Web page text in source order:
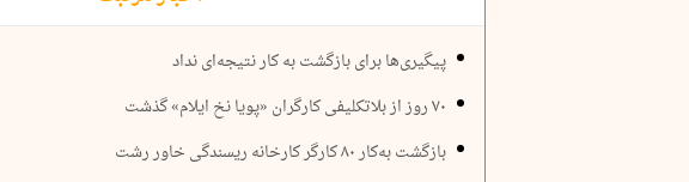
پیگیری‌ها برای بازگشت به کار نتیجه‌ای نداد
۷۰ روز از بلاتکلیفی کارگران «پویا نخ ایلام» گذشت
بازگشت به‌کار ۸۰ کارگر کارخانه ریسندگی خاور رشت